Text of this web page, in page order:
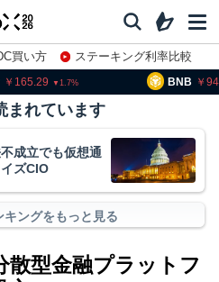
買い方
ステーキング利率比較
165.29 1.7 BNB
まれています
成立でも仮想通
ズCIO
キングをもっと見る
散型金融プラットフ